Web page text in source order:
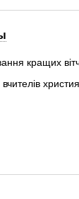
кращих